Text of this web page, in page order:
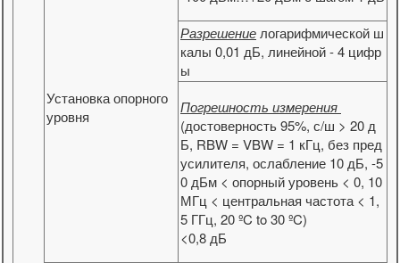
Установка опорного
уровня
Разрешение логарифмической ш
калы 0,01 дБ, линейной - 4 цифр
ы
Погрешность измерения
(достоверность 95%, с/ш > 20 д
Б, RBW = VBW = 1 кГц, без пред
усилителя, ослабление 10 дБ, -5
0 дБм < опорный уровень < 0, 10
МГц < центральная частота < 1,
5 ГГц, 20 ºC to 30 ºC)
<0,8 дБ